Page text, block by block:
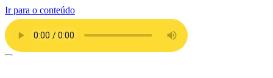
Ir para o conteúdo